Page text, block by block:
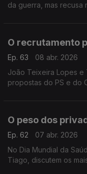
da guerra, mas recusa
O recrutamento
Ep. 63
08 abr. 2026
João Teixeira Lopes e
propostas do PS e do
O peso dos
Ep. 62
07 abr. 2026
No Dia Mundial da
Tiago, discutem os